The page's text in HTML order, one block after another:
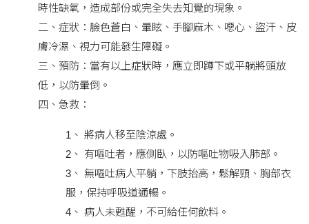
時性缺氧，造成部份或完全失去知覺的現象。
二、症狀：臉色蒼白、暈眩、手腳麻木、噁心、盜汗、皮
膚冷濕、視力可能發生障礙。
三、預防：當有以上症狀時，應立即蹲下或平躺將頭放
低，以防暈倒。
四、急救：
1、 將病人移至陰涼處。
2、 有嘔吐者，應側臥，以防嘔吐物吸入肺部。
3、 無嘔吐病人平躺，下肢抬高，鬆解頸、胸部衣
服，保持呼吸道通暢。
4、 病人未甦醒，不可給任何飲料。